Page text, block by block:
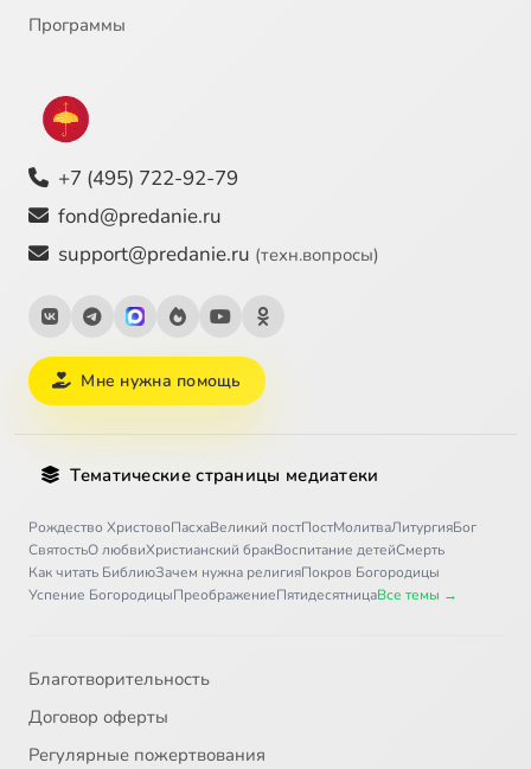
Программы
+7 (495) 722-92-79
fond@predanie.ru
support@predanie.ru (техн.вопросы)
Мне нужна помощь
Тематические страницы медиатеки
Рождество ХристовоПасхаВеликий постПостМолитваЛитургияБог
СвятостьО любвиХристианский бракВоспитание детейСмерть
Как читать БиблиюЗачем нужна религияПокров Богородицы
Успение БогородицыПреображениеПятидесятницаВсе темы →
Благотворительность
Договор оферты
Регулярные пожертвования